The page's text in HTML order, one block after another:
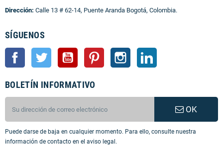
Dirección: Calle 13 # 62-14, Puente Aranda Bogotá, Colombia.
SÍGUENOS
Facebook Twitter YouTube Pinterest Instagram
BOLETÍN INFORMATIVO
OK
Puede darse de baja en cualquier momento. Para ello, consulte nuestra
información de contacto en el aviso legal.